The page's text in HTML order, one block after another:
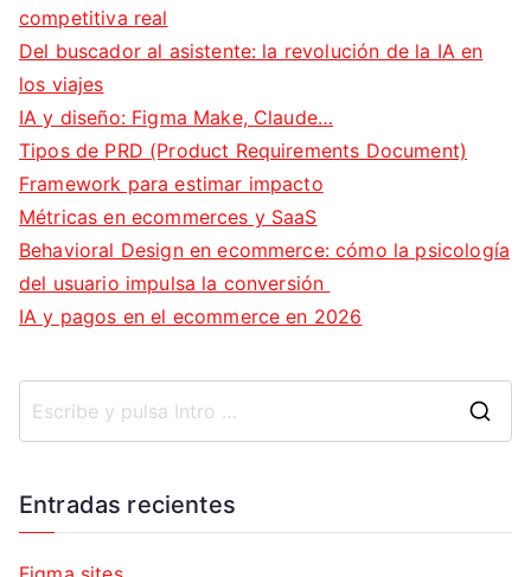
competitiva real
Del buscador al asistente: la revolución de la IA en
los viajes
IA y diseño: Figma Make, Claude…
Tipos de PRD (Product Requirements Document)
Framework para estimar impacto
Métricas en ecommerces y SaaS
Behavioral Design en ecommerce: cómo la psicología
del usuario impulsa la conversión
IA y pagos en el ecommerce en 2026
Entradas recientes